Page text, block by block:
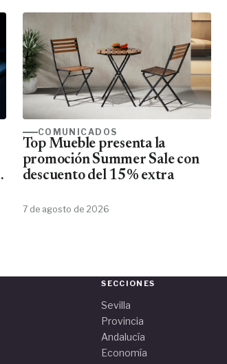
COMUNICADOS
Top Mueble presenta la
promoción Summer Sale con
descuento del 15% extra
7 de agosto de 2026
SECCIONES
Sevilla
Provincia
Andalucía
Economía